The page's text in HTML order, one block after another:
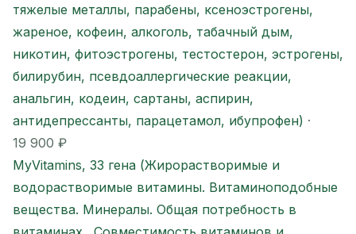
тяжелые металлы, парабены, ксеноэстрогены,
жареное, кофеин, алкоголь, табачный дым,
никотин, фитоэстрогены, тестостерон, эстрогены,
билирубин, псевдоаллергические реакции,
анальгин, кодеин, сартаны, аспирин,
антидепрессанты, парацетамол, ибупрофен) ·
19 900 ₽
MyVitamins, 33 гена (Жирорастворимые и
водорастворимые витамины. Витаминоподобные
вещества. Минералы. Общая потребность в